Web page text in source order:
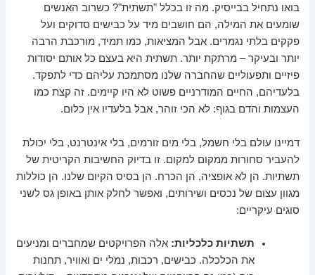
בואו נתחיל בבייסיק. מה זו בכלל "תשתית"? כשרוב האנשים
שומעים את המילה, הם חושבים מיד על כבישים סדוקים ועל
פקקים בלתי נגמרים. אבל המציאות, כמו תמיד, מורכבת הרבה
יותר ובעיקר – מרתקת יותר. תשתית היא בעצם כל אותם יסודות
פיזיים ותפעוליים שהחברה שלנו מסתמכת עליהם כדי לתפקד.
בלעדיהם, החיים המודרניים פשוט לא היו קיימים. זה קצת כמו
העצמות והדם בגוף: לא הכי זוהר, אבל בלעדיו אין כלום.
דמיינו עולם בלי חשמל, בלי מים זורמים, בלי אינטרנט, בלי יכולת
להעביר סחורות ממקום למקום. זו בדיוק החשיבות הקריטית של
תשתיות. הן לא אופציה, הן הכרח. הן בסיס הקיום שלנו. הן כוללות
מגוון עצום של נכסים ושירותים, ואפשר לחלק אותן באופן גס לשני
סוגים עיקריים:
תשתיות כלכליות: אלה הפרויקטים שמחברים ומניעים
את הכלכלה. כבישים, רכבות, נמלי ים ואוויר, תחנות